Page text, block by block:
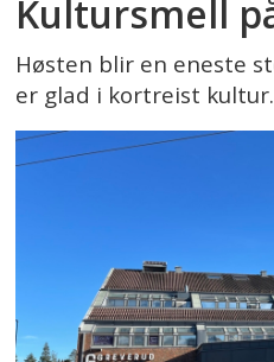
Kultursmell
Høsten blir en eneste
er glad i kortreist kultur.